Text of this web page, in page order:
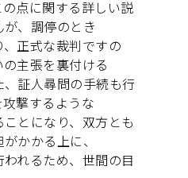
点に関する詳しい説
、調停のとき
正式な裁判ですの
主張を裏付ける
証人尋問の手続も行
撃するような
とになり、双方とも
かかる上に、
れるため、世間の目